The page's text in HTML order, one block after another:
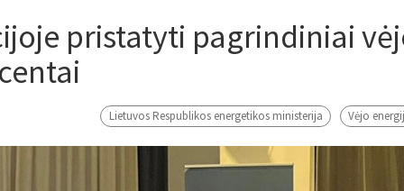
švelninimo
pristatyti pagrindiniai
Lietuvos Respublikos energetikos ministerija Vėjo